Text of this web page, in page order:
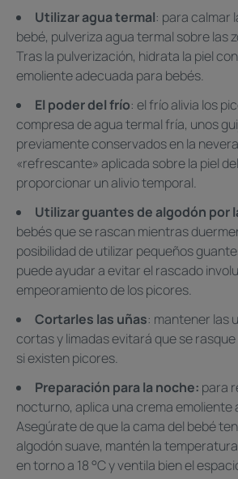
Utilizar agua termal: para calmar
bebé, pulveriza agua termal sobre las
Tras la pulverización, hidrata la piel
emoliente adecuada para bebés.
El poder del frío: el frío alivia los
compresa de agua termal fría, unos
previamente conservados en la
«refrescante» aplicada sobre la piel
proporcionar un alivio temporal.
Utilizar guantes de algodón por
bebés que se rascan mientras
posibilidad de utilizar pequeños
puede ayudar a evitar el rascado
empeoramiento de los picores.
Cortarles las uñas: mantener las
cortas y limadas evitará que se
si existen picores.
Preparación para la noche: para
nocturno, aplica una crema emoliente
Asegúrate de que la cama del bebé
algodón suave, mantén la
en torno a 18 °C y ventila bien el